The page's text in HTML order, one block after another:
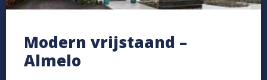
Modern vrijstaand –
Almelo